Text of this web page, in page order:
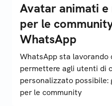
Avatar animati
per le
WhatsApp
WhatsApp sta lavorando
permettere agli utenti di
personalizzato
per le community